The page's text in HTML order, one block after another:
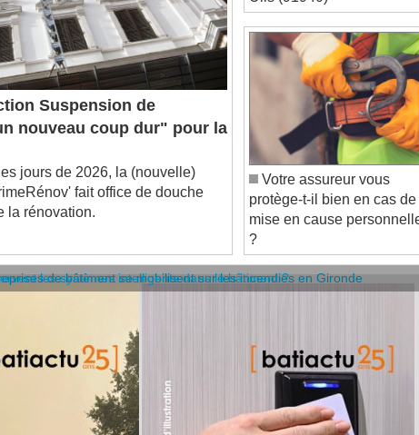
Suspension de
nouveau coup dur" pour la
jours de 2026, la (nouvelle)
fait office de douche
la rénovation.
Votre assureur vous
protège-t-il bien en cas de
mise en cause personnelle
?
de bâtiment se mobilisent sur les incendies en Gironde
les systèmes intelligents dans le bâtiment ?